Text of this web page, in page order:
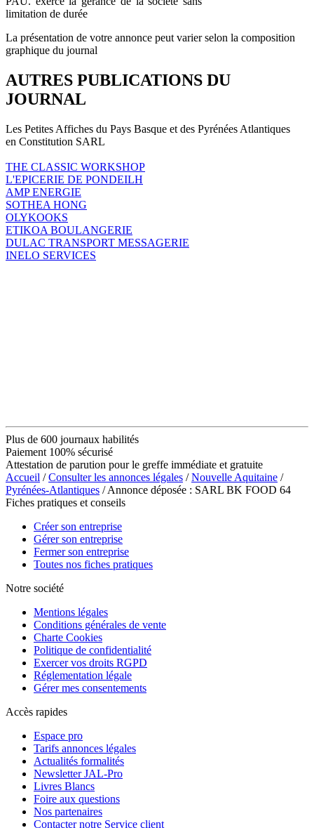
limitation de durée
La présentation de votre annonce peut varier selon la composition
graphique du journal
AUTRES PUBLICATIONS DU
JOURNAL
Les Petites Affiches du Pays Basque et des Pyrénées Atlantiques
en Constitution SARL
THE CLASSIC WORKSHOP
L'EPICERIE DE PONDEILH
AMP ENERGIE
SOTHEA HONG
OLYKOOKS
ETIKOA BOULANGERIE
DULAC TRANSPORT MESSAGERIE
INELO SERVICES
Plus de 600 journaux habilités
Paiement 100% sécurisé
Attestation de parution pour le greffe immédiate et gratuite
Accueil /Consulter les annonces légales /Nouvelle Aquitaine /
Pyrénées-Atlantiques / Annonce déposée : SARL BK FOOD 64
Fiches pratiques et conseils
Créer son entreprise
Gérer son entreprise
Fermer son entreprise
Toutes nos fiches pratiques
Notre société
Mentions légales
Conditions générales de vente
Charte Cookies
Politique de confidentialité
Exercer vos droits RGPD
Réglementation légale
Gérer mes consentements
Accès rapides
Espace pro
Tarifs annonces légales
Actualités formalités
Newsletter JAL-Pro
Livres Blancs
Foire aux questions
Nos partenaires
Contacter notre Service client